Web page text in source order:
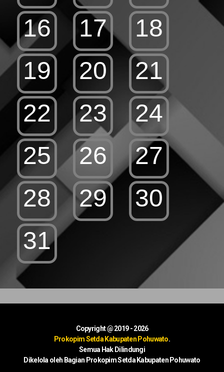
16
17
18
19
20
21
22
23
24
25
26
27
28
29
30
31
Copyright @ 2019 - 2026
Prokopim Setda Kabupaten Pohuwato.
Semua Hak Dilindungi
Dikelola oleh Bagian Prokopim Setda Kabupaten Pohuwato